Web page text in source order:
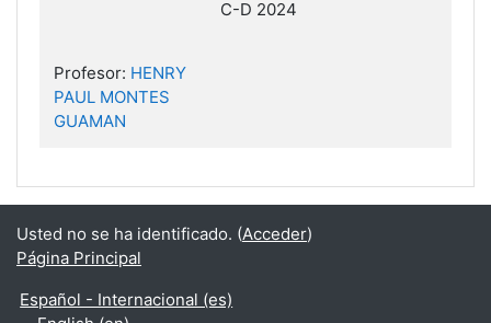
C-D 2024
Profesor: HENRY
PAUL MONTES
GUAMAN
Usted no se ha identificado. (Acceder)
Página Principal
Español - Internacional ‎(es)‎